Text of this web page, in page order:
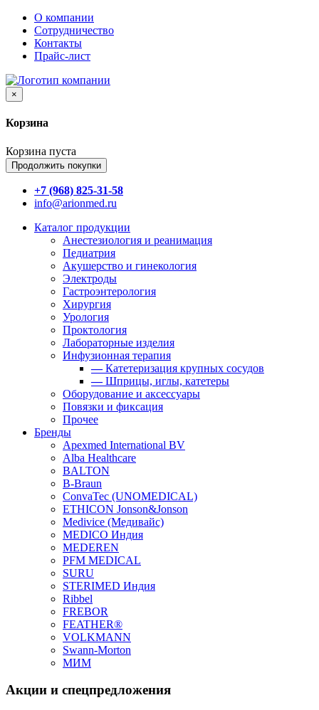
О компании
Сотрудничество
Контакты
Прайс-лист
×
Корзина
Корзина пуста
Продолжить покупки
+7 (968) 825-31-58
info@arionmed.ru
Каталог продукции
Анестезиология и реанимация
Педиатрия
Акушерство и гинекология
Электроды
Гастроэнтерология
Хирургия
Урология
Проктология
Лабораторные изделия
Инфузионная терапия
—Катетеризация крупных сосудов
—Шприцы, иглы, катетеры
Оборудование и аксессуары
Повязки и фиксация
Прочее
Бренды
Apexmed International BV
Alba Healthcare
BALTON
B-Braun
ConvaTec (UNOMEDICAL)
ETHICON Jonson&Jonson
Medivice (Медивайс)
MEDICO Индия
MEDEREN
PFM MEDICAL
SURU
STERIMED Индия
Ribbel
FREBOR
FEATHER®
VOLKMANN
Swann-Morton
МИМ
Акции и спецпредложения